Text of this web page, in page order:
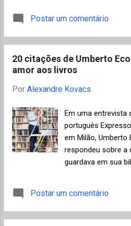
clara expectativa
Rathod, Índia -
acima ( Bird
...
que demonstra
mais
presidente da CNN
revista Time,
jornalista para
trajetória pessoal e
Jobs (1955-2011),
romance e que
havia sido
biológicos, mas
vezes arrogante,
excelência dos
Postar um comentário
20 citações de Umberto
amor aos livros
Por Alexandre Kovacs
Em uma entrevista
português
em Milão, Umberto
respondeu sobre a
guardava em sua
de os sustentar";
que somando-se
Postar um comentário